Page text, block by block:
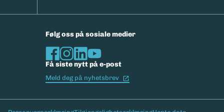
Følg oss på sosiale medier
Få siste nytt på e-post
Meld deg på nyhetsbrev